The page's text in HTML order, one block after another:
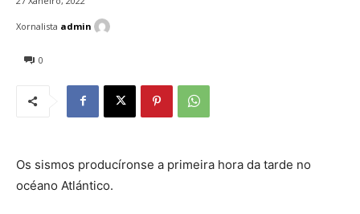
0
Xornalista admin
Os sismos producíronse a primeira hora da tarde no
océano Atlántico.